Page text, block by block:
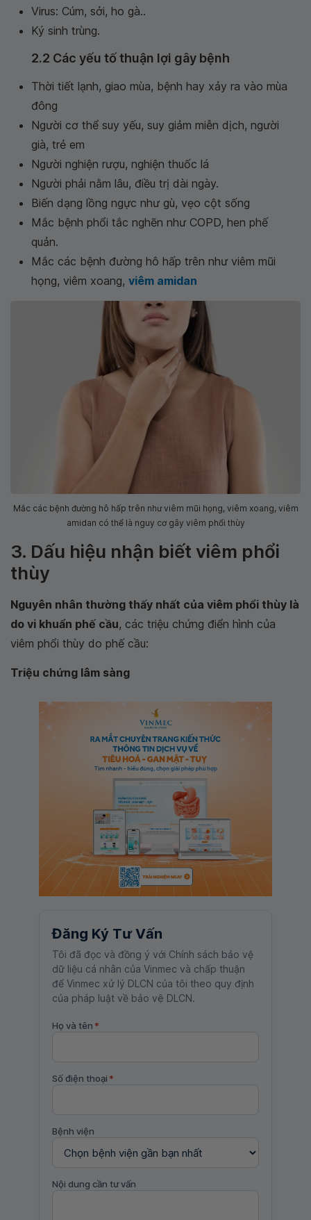
Virus: Cúm, sởi, ho gà..
Ký sinh trùng.
2.2 Các yếu tố thuận lợi gây bệnh
Thời tiết lạnh, giao mùa, bệnh hay xảy ra vào mùa
đông
Người cơ thể suy yếu, suy giảm miễn dịch, người
già, trẻ em
Người nghiện rượu, nghiện thuốc lá
Người phải nằm lâu, điều trị dài ngày.
Biến dạng lồng ngực như gù, vẹo cột sống
Mắc bệnh phổi tắc nghẽn như COPD, hen phế
quản.
Mắc các bệnh đường hô hấp trên như viêm mũi
họng, viêm xoang, viêm amidan
Mắc các bệnh đường hô hấp trên như viêm mũi họng, viêm xoang, viêm
amidan có thể là nguy cơ gây viêm phổi thùy
3. Dấu hiệu nhận biết viêm phổi
thùy
Nguyên nhân thường thấy nhất của viêm phổi thùy là
do vi khuẩn phế cầu, các triệu chứng điển hình của
viêm phổi thùy do phế cầu:
Triệu chứng lâm sàng
Đăng Ký Tư Vấn
Tôi đã đọc và đồng ý với Chính sách bảo vệ
dữ liệu cá nhân của Vinmec và chấp thuận
để Vinmec xử lý DLCN của tôi theo quy định
của pháp luật về bảo vệ DLCN.
Họ và tên *
Số điện thoại *
Bệnh viện
Nội dung cần tư vấn